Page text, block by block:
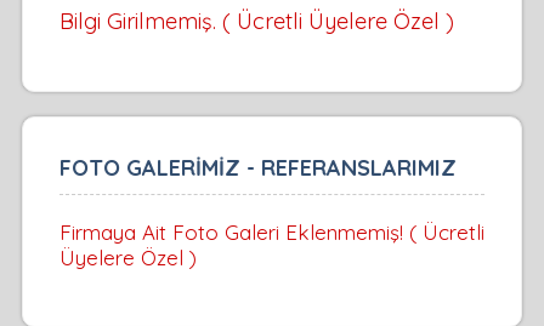
Bilgi Girilmemiş. ( Ücretli Üyelere Özel )
FOTO GALERİMİZ - REFERANSLARIMIZ
Firmaya Ait Foto Galeri Eklenmemiş! ( Ücretli
Üyelere Özel )